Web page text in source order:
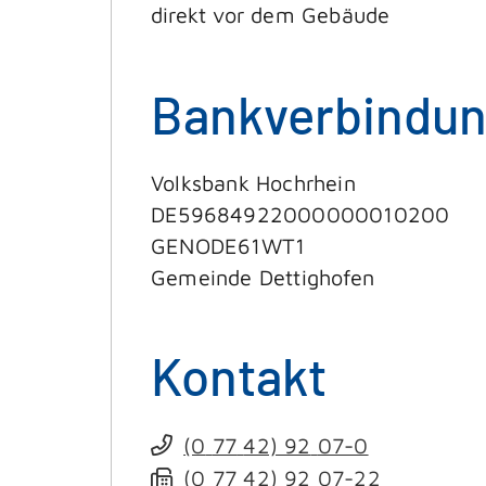
direkt vor dem Gebäude
Volksbank Hochrhein
DE59684922000000010200
GENODE61WT1
Gemeinde Dettighofen
Kontakt
(0 77 42) 92 07-0
(0 77 42) 92 07-22